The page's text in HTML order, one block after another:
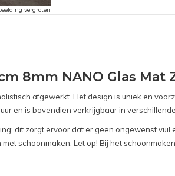
vergroten
8mm NANO Glas Mat
afgewerkt. Het design is uniek en
en is bovendien verkrijgbaar in
dit zorgt ervoor dat er geen ongewenst
schoonmaken. Let op! Bij het